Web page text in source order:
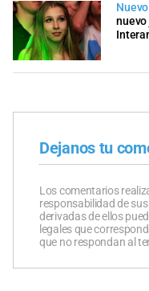
Dejanos tu
Los comentarios
responsabilidad de
derivadas de ellos
legales que
que no respondan al